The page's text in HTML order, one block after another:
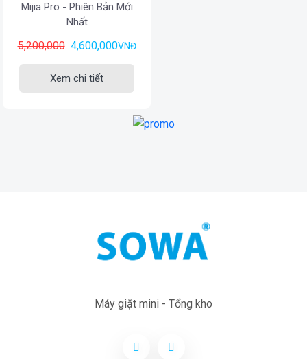
Mijia Pro - Phiên Bản Mới
Nhất
5,200,000 4,600,000VNĐ
Xem chi tiết
Máy giặt mini - Tổng kho